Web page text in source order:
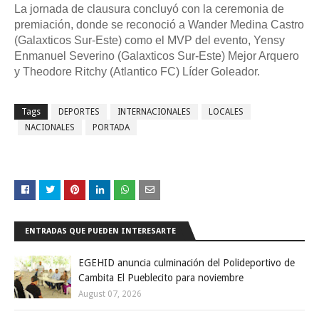
La jornada de clausura concluyó con la ceremonia de
premiación, donde se reconoció a Wander Medina Castro
(Galaxticos Sur-Este) como el MVP del evento, Yensy
Enmanuel Severino (Galaxticos Sur-Este) Mejor Arquero
y Theodore Ritchy (Atlantico FC) Líder Goleador.
Tags DEPORTES INTERNACIONALES
LOCALES
NACIONALES
PORTADA
ENTRADAS QUE PUEDEN INTERESARTE
EGEHID anuncia culminación del Polideportivo de
Cambita El Pueblecito para noviembre
August 07, 2026